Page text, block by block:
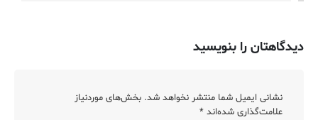
دیدگاهتان را بنویسید
نشانی ایمیل شما منتشر نخواهد شد. بخش‌های موردنیاز
علامت‌گذاری شده‌اند *